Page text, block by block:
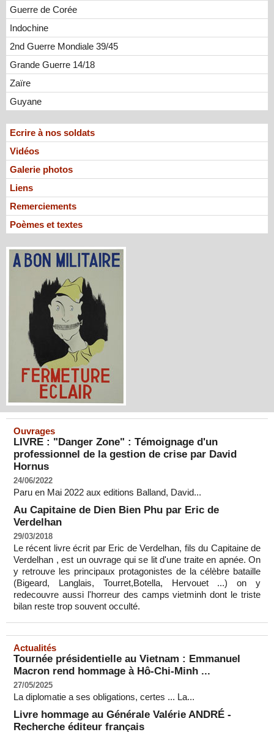
Guerre de Corée
Indochine
2nd Guerre Mondiale 39/45
Grande Guerre 14/18
Zaïre
Guyane
Ecrire à nos soldats
Vidéos
Galerie photos
Liens
Remerciements
Poèmes et textes
Ouvrages
LIVRE : "Danger Zone" : Témoignage d'un
professionnel de la gestion de crise par David
Hornus
24/06/2022
Paru en Mai 2022 aux editions Balland, David...
Au Capitaine de Dien Bien Phu par Eric de
Verdelhan
29/03/2018
Le récent livre écrit par Eric de Verdelhan, fils du Capitaine de
Verdelhan , est un ouvrage qui se lit d'une traite en apnée. On
y retrouve les principaux protagonistes de la célèbre bataille
(Bigeard, Langlais, Tourret,Botella, Hervouet ...) on y
redecouvre aussi l'horreur des camps vietminh dont le triste
bilan reste trop souvent occulté.
Actualités
Tournée présidentielle au Vietnam : Emmanuel
Macron rend hommage à Hô-Chi-Minh ...
27/05/2025
La diplomatie a ses obligations, certes ... La...
Livre hommage au Générale Valérie ANDRÉ -
Recherche éditeur français